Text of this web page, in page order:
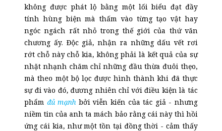
không được phát lộ bằng một lối biểu đạt đầy
tính hùng biện mà thấm vào từng tạo vật hay
ngóc ngách rất nhỏ trong thế giới của thứ văn
chương ấy. Độc giả, nhận ra những dấu vết rơi
rớt chỗ này chỗ kia, không phải là kết quả của sự
nhặt nhạnh chăm chỉ những đầu thừa đuôi thẹo,
mà theo một bộ lọc được hình thành khi đã thực
sự đi vào đó, đương nhiên chỉ với điều kiện là tác
phẩm đủ mạnh bởi viễn kiến của tác giả - nhưng
niềm tin của anh ta mách bảo rằng cái này thì hồi
ứng cái kia, như một tồn tại đồng thời - cảm thấy